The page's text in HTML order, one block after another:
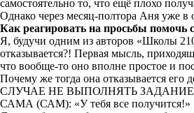
самостоятельно то, что ещё плохо
Однако через месяц-полтора Аня уже в
Как реагировать на просьбы помочь
Я, будучи одним из авторов «Школы
отказывается?! Первая мысль,
что вообще-то оно вполне простое и
Почему же тогда она отказывается
СЛУЧАЕ НЕ ВЫПОЛНЯТЬ
САМА (САМ): «У тебя все получится!»